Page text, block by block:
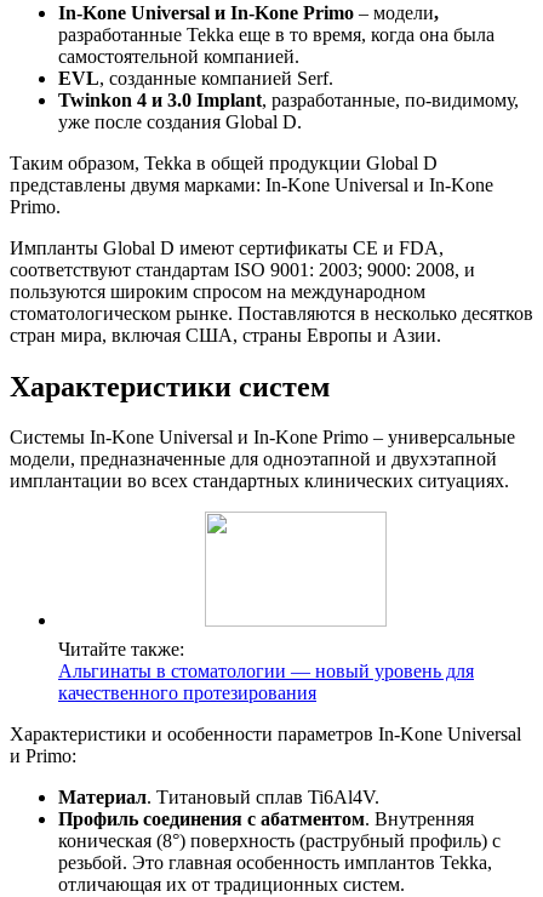
In-Kone Universal и In-Kone Primo – модели,
разработанные Tekka еще в то время, когда она была
самостоятельной компанией.
EVL, созданные компанией Serf.
Twinkon 4 и 3.0 Implant, разработанные, по-видимому,
уже после создания Global D.
Таким образом, Tekka в общей продукции Global D
представлены двумя марками: In-Kone Universal и In-Kone
Primo.
Импланты Global D имеют сертификаты CE и FDA,
соответствуют стандартам ISO 9001: 2003; 9000: 2008, и
пользуются широким спросом на международном
стоматологическом рынке. Поставляются в несколько десятков
стран мира, включая США, страны Европы и Азии.
Характеристики систем
Системы In-Kone Universal и In-Kone Primo – универсальные
модели, предназначенные для одноэтапной и двухэтапной
имплантации во всех стандартных клинических ситуациях.
Читайте также:
Альгинаты в стоматологии ― новый уровень для
качественного протезирования
Характеристики и особенности параметров In-Kone Universal
и Primo:
Материал. Титановый сплав Ti6Al4V.
Профиль соединения с абатментом. Внутренняя
коническая (8°) поверхность (раструбный профиль) с
резьбой. Это главная особенность имплантов Tekka,
отличающая их от традиционных систем.